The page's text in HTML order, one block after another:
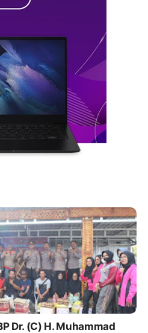
Dr. (C) H. Muhammad